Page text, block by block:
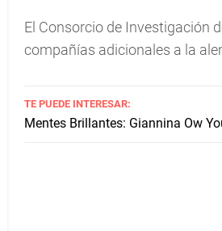
El Consorcio de Investigación
compañías adicionales a la
TE PUEDE INTERESAR:
Mentes Brillantes: Giannina Ow